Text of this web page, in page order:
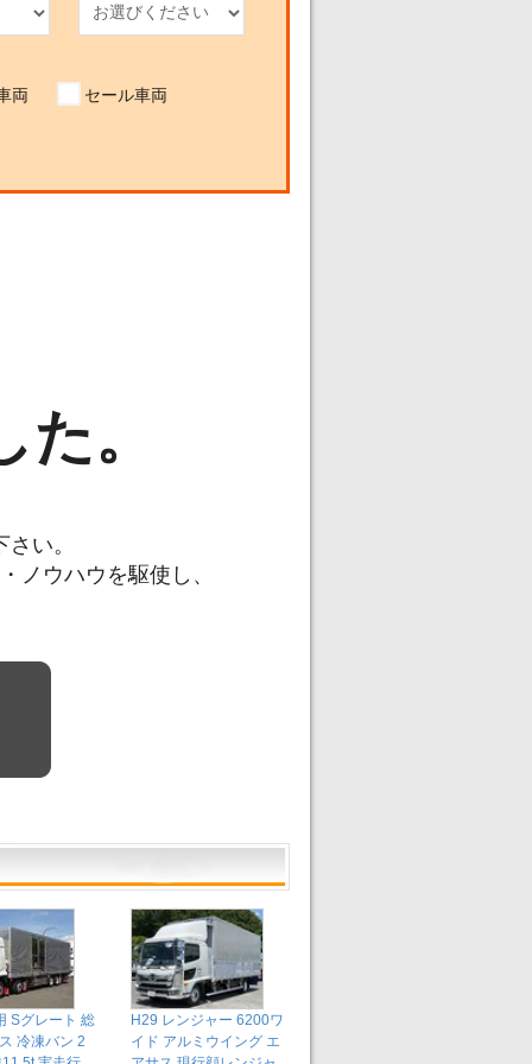
両 セール車両
。
い。
ノウハウを駆使し、
Sグレート 総
冷凍バン 2
H29 レンジャー 6200ワ
イド アルミウイング エ